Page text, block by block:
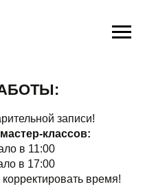
записи!
классов:
в 11:00
в 17:00
время!